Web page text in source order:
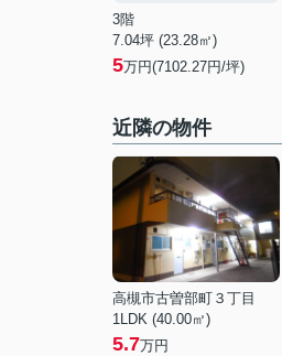
3階
7.04坪 (23.28㎡)
5万円(7102.27円/坪)
近隣の物件
高槻市古曽部町３丁目
1LDK (40.00㎡)
5.7万円